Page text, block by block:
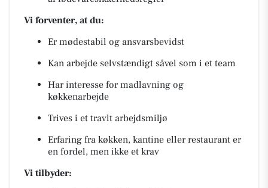
Vi forventer, at du:
Er mødestabil og ansvarsbevidst
Kan arbejde selvstændigt såvel som i et team
Har interesse for madlavning og
køkkenarbejde
Trives i et travlt arbejdsmiljø
Erfaring fra køkken, kantine eller restaurant er
en fordel, men ikke et krav
Vi tilbyder: